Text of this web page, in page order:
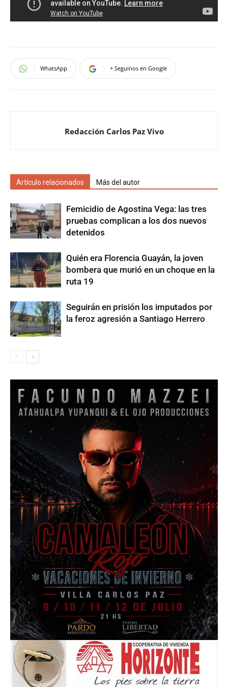
WhatsApp + Seguinos en Google
Redacción Carlos Paz Vivo
Artículo relacionados Más del autor
Femicidio de Agostina Vega: las tres
pruebas complican a los dos nuevos
detenidos
Quién era Florencia Guayán, la joven
bombera que murió en un choque en la
ruta 19
Seguirán en prisión los imputados por
la feroz agresión a Santiago Herrero